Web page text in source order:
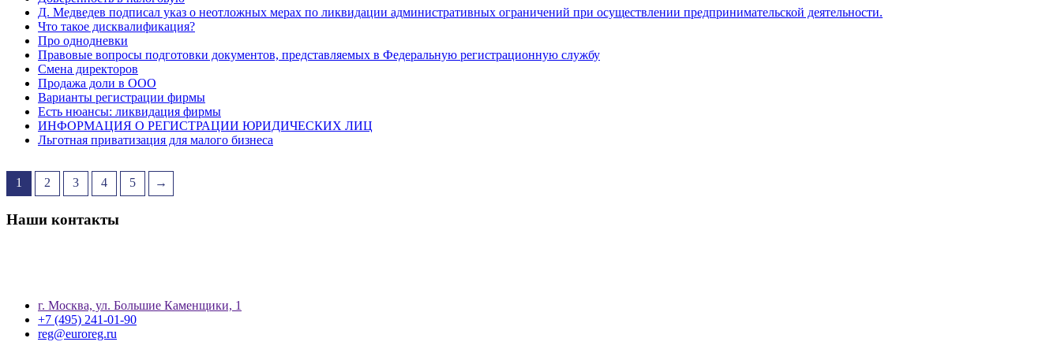
Д. Медведев подписал указ о неотложных мерах по ликвидации административных ограничений при осуществлении предпринимательской деятельности.
Что такое дисквалификация?
Про однодневки
Правовые вопросы подготовки документов, представляемых в Федеральную регистрационную службу
Смена директоров
Продажа доли в ООО
Варианты регистрации фирмы
Есть нюансы: ликвидация фирмы
ИНФОРМАЦИЯ О РЕГИСТРАЦИИ ЮРИДИЧЕСКИХ ЛИЦ
Льготная приватизация для малого бизнеса
1 2 3 4 5 →
Наши контакты
г. Москва, ул. Большие Каменщики, 1
+7 (495) 241-01-90
reg@euroreg.ru